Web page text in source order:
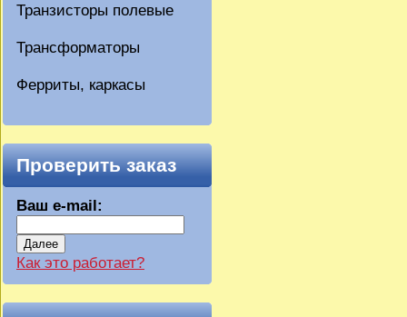
Транзисторы полевые
Трансформаторы
Ферриты, каркасы
Проверить заказ
Ваш e-mail:
Далее
Как это работает?